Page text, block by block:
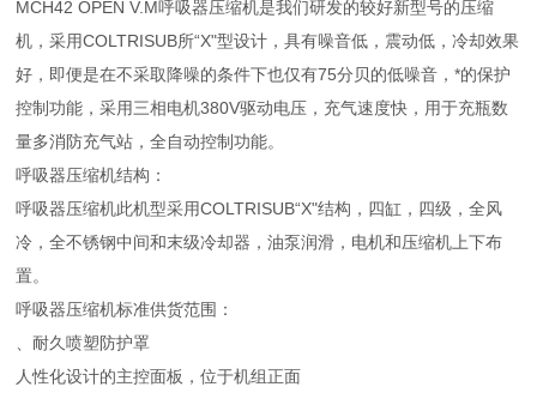
MCH42 OPEN V.M呼吸器压缩机是我们研发的较好新型号的压缩
机，采用COLTRISUB所“X"型设计，具有噪音低，震动低，冷却效果
好，即便是在不采取降噪的条件下也仅有75分贝的低噪音，*的保护
控制功能，采用三相电机380V驱动电压，充气速度快，用于充瓶数
量多消防充气站，全自动控制功能。
呼吸器压缩机结构：
呼吸器压缩机此机型采用COLTRISUB“X"结构，四缸，四级，全风
冷，全不锈钢中间和末级冷却器，油泵润滑，电机和压缩机上下布
置。
呼吸器压缩机标准供货范围：
、耐久喷塑防护罩
人性化设计的主控面板，位于机组正面